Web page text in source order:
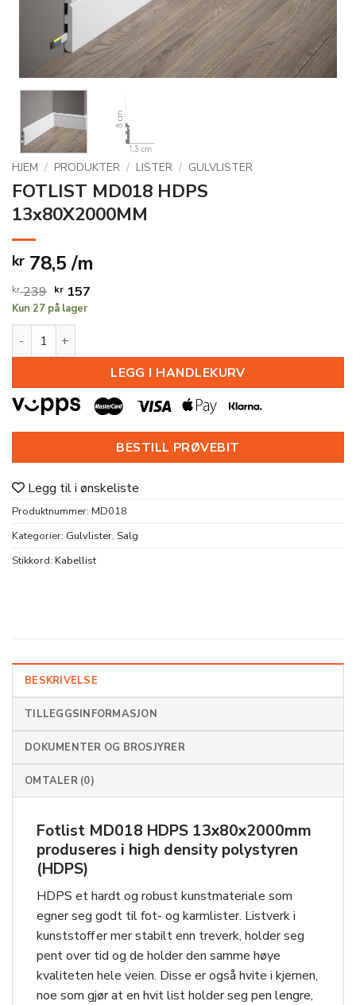
HJEM / PRODUKTER / LISTER / GULVLISTER
FOTLIST MD018 HDPS
13x80X2000MM
kr 78,5 /m
kr239 Opprinnelig
pris
var:
kr 239.
kr157Nåværende
Kun 27 på lager
FOTLIST MD018 HDPS 13x80X2000MM antall
LEGG I HANDLEKURV
BESTILL PRØVEBIT
Legg til i ønskeliste
Produktnummer: MD018
Kategorier: Gulvlister, Salg
Stikkord: Kabellist
BESKRIVELSE
TILLEGGSINFORMASJON
DOKUMENTER OG BROSJYRER
OMTALER (0)
Fotlist MD018 HDPS 13x80x2000mm
produseres i high density polystyren
(HDPS)
HDPS et hardt og robust kunstmateriale som
egner seg godt til fot- og karmlister. Listverk i
kunststoff er mer stabilt enn treverk, holder seg
pent over tid og de holder den samme høye
kvaliteten hele veien. Disse er også hvite i kjernen,
noe som gjør at en hvit list holder seg pen lengre,